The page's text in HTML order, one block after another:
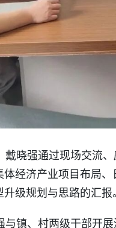
戴晓强通过现场交流
经济产业项目布局
级规划与思路的汇报
与镇、村两级干部开